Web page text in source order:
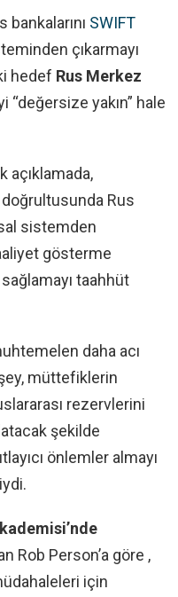
bankalarını SWIFT
çıkarmayı
hedef Rus Merkez
“değersize yakın” hale
açıklamada,
doğrultusunda Rus
sistemden
gösterme
taahhüt
daha acı
müttefiklerin
rezervlerini
şekilde
önlemler almayı
Rob Person’a göre ,
için